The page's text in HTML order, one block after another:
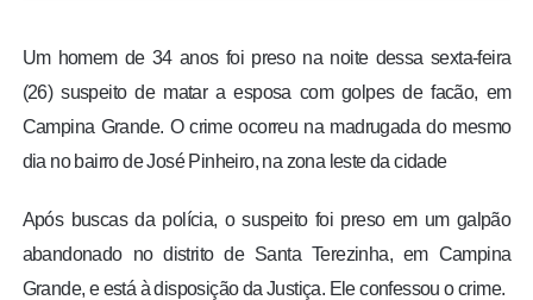
ENTRETENIMENTO
ENQUETE
FOTOS
Um homem de 34 anos foi preso na noite dessa sexta-feira
(26) suspeito de matar a esposa com golpes de facão, em
Campina Grande. O crime ocorreu na madrugada do mesmo
dia no bairro de José Pinheiro, na zona leste da cidade
Após buscas da polícia, o suspeito foi preso em um galpão
abandonado no distrito de Santa Terezinha, em Campina
Grande, e está à disposição da Justiça. Ele confessou o crime.